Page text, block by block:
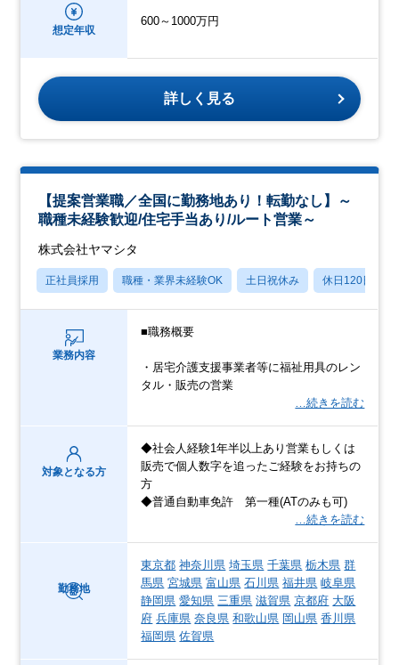
想定年収
600～1000万円
詳しく見る
【提案営業職／全国に勤務地あり！転勤なし】～
職種未経験歓迎/住宅手当あり/ルート営業～
株式会社ヤマシタ
正社員採用 職種・業界未経験OK 土日祝休み 休日120日以上
業務内容
■職務概要
・居宅介護支援事業者等に福祉用具のレン
タル・販売の営業
…続きを読む
対象となる方
◆社会人経験1年半以上あり営業もしくは
販売で個人数字を追ったご経験をお持ちの
方
◆普通自動車免許 第一種(ATのみも可)
…続きを読む
勤務地
東京都 神奈川県 埼玉県 千葉県 栃木県 群
馬県 宮城県 富山県 石川県 福井県 岐阜県
静岡県 愛知県 三重県 滋賀県 京都府 大阪
府 兵庫県 奈良県 和歌山県 岡山県 香川県
福岡県 佐賀県